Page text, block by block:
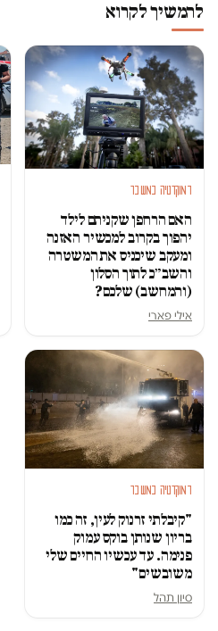
להמשיך לקרוא
דמוקרטיה במשבר
האם הרחפן שקניתם לילד
יהפוך בקרוב למכשיר האזנה
ומעקב שיכניס את המשטרה
והשב״כ לתוך הסלון
(והמחשב) שלכם?
אילי פארי
דמוקרטיה במשבר
"קיבלתי זרנוק לעין, זה כמו
בריון שנותן בוקס עמוק
פנימה. עד עכשיו החיים שלי
משובשים"
סיון תהל